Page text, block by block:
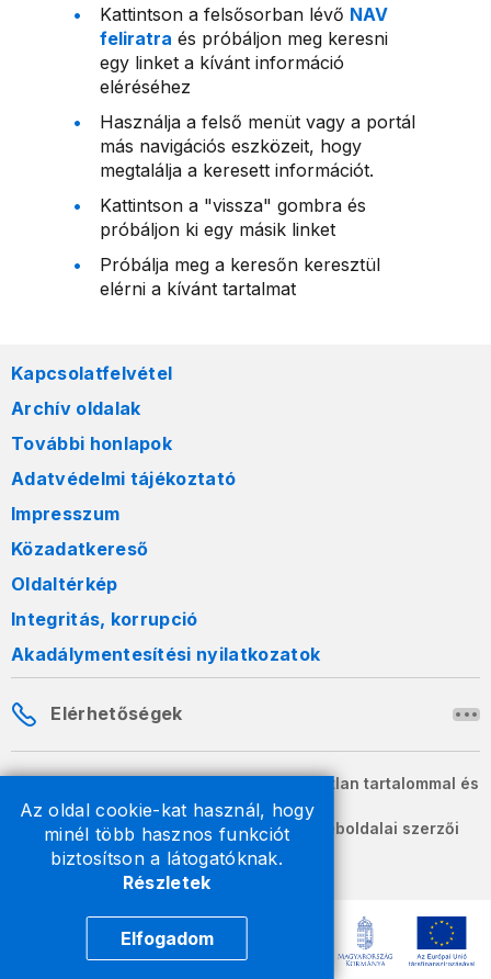
Az oldal cookie-kat használ, hogy
minél több hasznos funkciót
biztosítson a látogatóknak.
Részletek
Elfogadom
Kattintson a felsősorban lévő NAV
feliratra és próbáljon meg keresni
egy linket a kívánt információ
eléréséhez
Használja a felső menüt vagy a portál
más navigációs eszközeit, hogy
megtalálja a keresett információt.
Kattintson a "vissza" gombra és
próbáljon ki egy másik linket
Próbálja meg a keresőn keresztül
elérni a kívánt tartalmat
Kapcsolatfelvétel
Archív oldalak
További honlapok
Adatvédelmi tájékoztató
Impresszum
Közadatkereső
Oldaltérkép
Integritás, korrupció
Akadálymentesítési nyilatkozatok
Elérhetőségek
A honlapon szereplő információk változatlan tartalommal és
formában szabadon terjeszthetők.
2026 © A Nemzeti Adó- és Vámhivatal weboldalai szerzői
jogvédelem alatt állnak.